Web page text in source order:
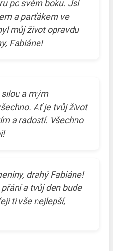
po svém boku. Jsi
a parťákem ve
můj život opravdu
Fabiáne!
a mým
Ať je tvůj život
a radostí. Všechno
drahý Fabiáne!
a tvůj den bude
ti vše nejlepší,